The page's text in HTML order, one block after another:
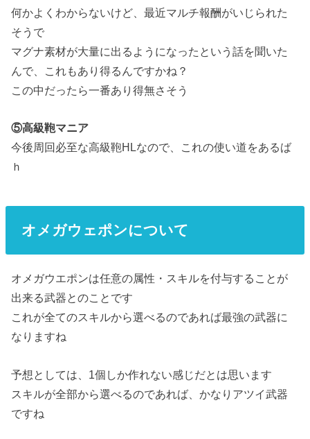
何かよくわからないけど、最近マルチ報酬がいじられた
そうで
マグナ素材が大量に出るようになったという話を聞いた
んで、これもあり得るんですかね？
この中だったら一番あり得無さそう
⑤高級鞄マニア
今後周回必至な高級鞄HLなので、これの使い道をあるば
ｈ
オメガウェポンについて
オメガウエポンは任意の属性・スキルを付与することが
出来る武器とのことです
これが全てのスキルから選べるのであれば最強の武器に
なりますね
予想としては、1個しか作れない感じだとは思います
スキルが全部から選べるのであれば、かなりアツイ武器
ですね